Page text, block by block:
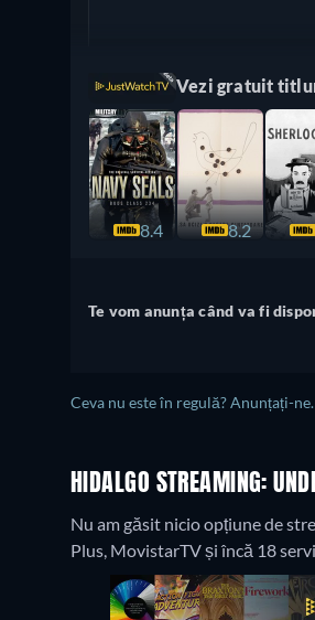
Turcia Vezi gratuit
8.4 8.2
Te vom anunța când va fi
Ceva nu este în regulă? Anunțați-ne.
HIDALGO STREAMING:
Nu am găsit nicio opțiune de
Plus, MovistarTV și încă 18